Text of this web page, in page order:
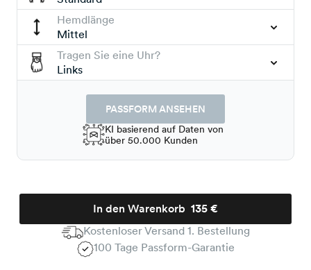
Hemdlänge
Mittel
Tragen Sie eine Uhr?
Links
PASSFORM ANSEHEN
KI basierend auf Daten von
über 50.000 Kunden
In den Warenkorb
Kostenloser Versand 1. Bestellung
100 Tage Passform-Garantie